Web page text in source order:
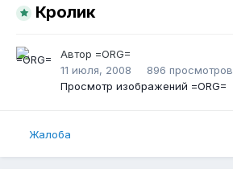
Кролик
Автор =ORG=
11 июля, 2008
896 просмотров
Просмотр изображений =ORG=
Жалоба